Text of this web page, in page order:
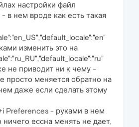
настройки файл
в нем вроде как есть такая
изменить это на
не приводит ни к чему -
просто меняется обратно на
даже если сделать этому
Preferences - руками в нем
ничего ессна менять не дает,